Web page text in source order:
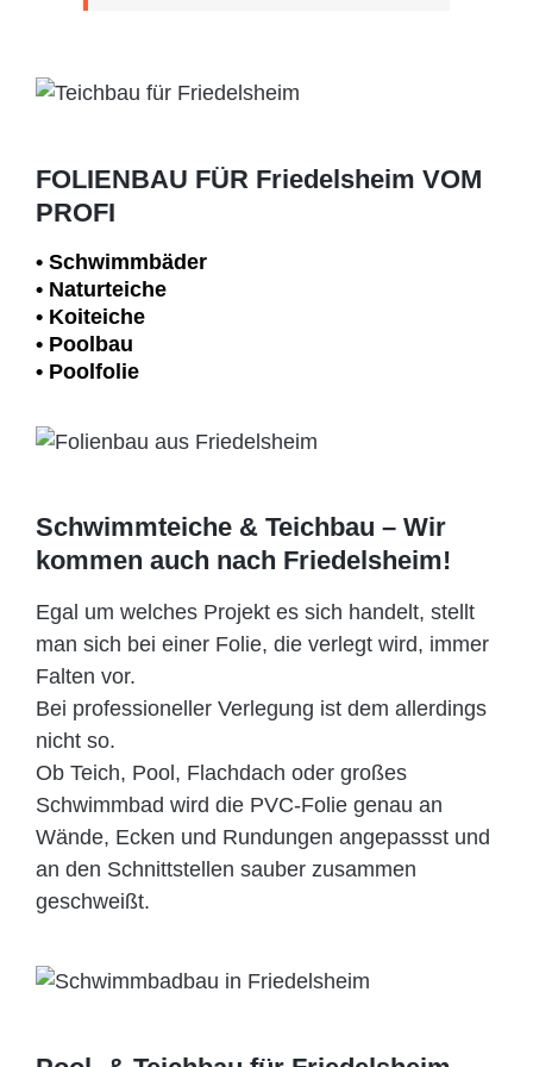
FOLIENBAU FÜR Friedelsheim VOM
PROFI
• Schwimm­bäder
• Naturteiche
• Koiteiche
• Poolbau
• Poolfolie
Schwimmteiche & Teichbau – Wir
kommen auch nach Friedelsheim!
Egal um welches Projekt es sich handelt, stellt
man sich bei einer Folie, die verlegt wird, immer
Falten vor.
Bei professioneller Verlegung ist dem allerdings
nicht so.
Ob Teich, Pool, Flachdach oder großes
Schwimmbad wird die PVC-Folie genau an
Wände, Ecken und Rundungen angepassst und
an den Schnittstellen sauber zusammen
geschweißt.